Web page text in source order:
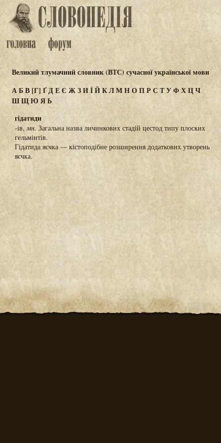
Великий тлумачний словник (ВТС) сучасної української мови
АБВ[Г] ҐДЕЄ ЖЗИЇЙКЛМНОПР СТУФХЦЧ
ШЩЮЯЬ
гідатиди
-ів,мн. Загальна назва личинкових стадій цестод типу плоских
гельмінтів.
Гідатида яєчка — кістоподібне розширення додаткових утворень
яєчка.